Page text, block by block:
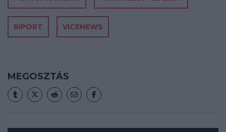
RIPORT VICENEWS
MEGOSZTÁS